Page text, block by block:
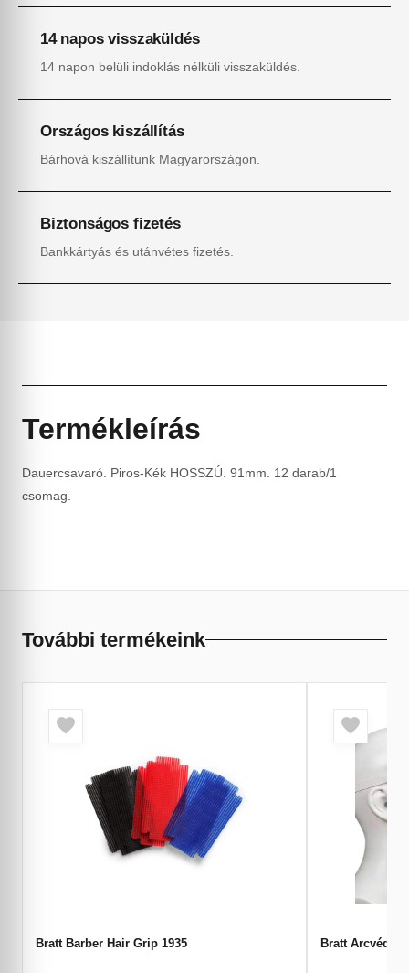
14 napos visszaküldés
14 napon belüli indoklás nélküli visszaküldés.
Országos kiszállítás
Bárhová kiszállítunk Magyarországon.
Biztonságos fizetés
Bankkártyás és utánvétes fizetés.
Termékleírás
Dauercsavaró. Piros-Kék HOSSZÚ. 91mm. 12 darab/1
csomag.
További termékeink
Bratt Barber Hair Grip 1935 Bratt Arcvédő